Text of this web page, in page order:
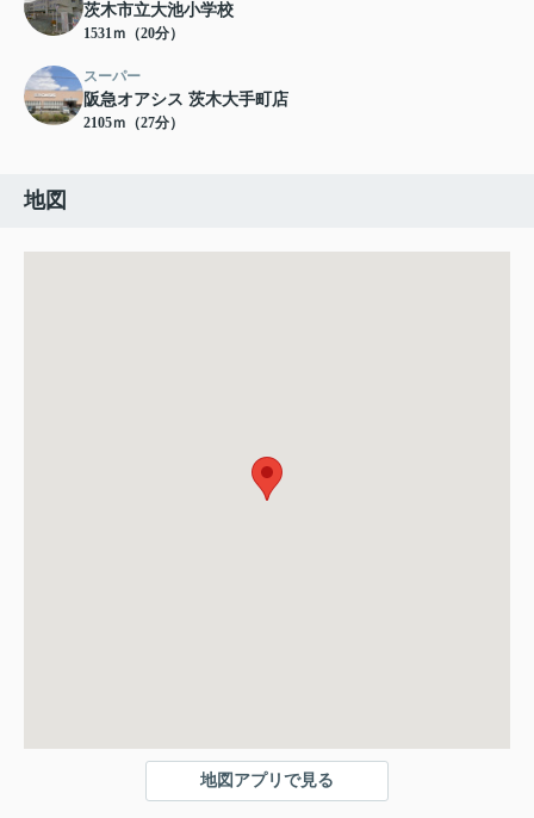
茨木市立大池小学校
1531ｍ（20分）
スーパー
阪急オアシス 茨木大手町店
2105ｍ（27分）
地図
地図アプリで見る